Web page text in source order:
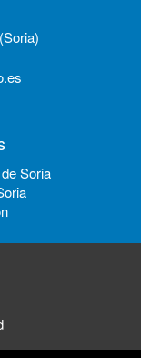
Soria